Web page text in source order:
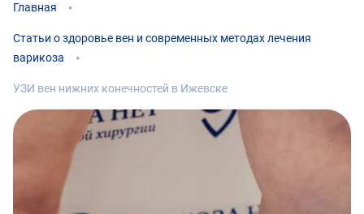
Главная
Статьи о здоровье вен и современных методах лечения
варикоза
УЗИ вен нижних конечностей в Ижевске